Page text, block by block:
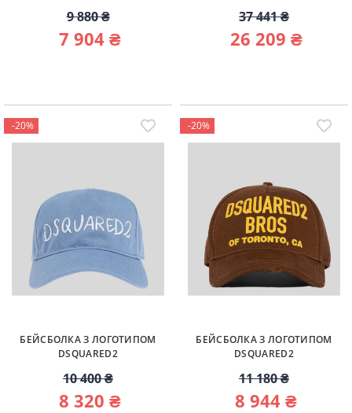
9 880 ₴
7 904 ₴
37 441 ₴
26 209 ₴
-20%
БЕЙСБОЛКА З ЛОГОТИПОМ
DSQUARED2
10 400 ₴
8 320 ₴
-20%
БЕЙСБОЛКА З ЛОГОТИПОМ
DSQUARED2
11 180 ₴
8 944 ₴